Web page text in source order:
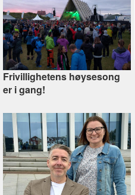
Frivillighetens høysesong
er i gang!